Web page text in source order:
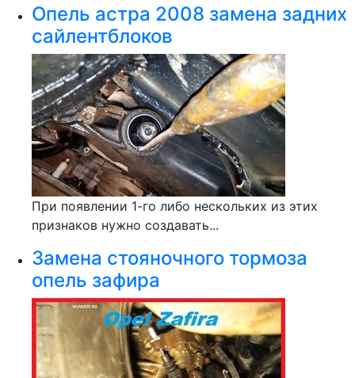
Опель астра 2008 замена задних
сайлентблоков
При появлении 1-го либо нескольких из этих
признаков нужно создавать...
Замена стояночного тормоза
опель зафира